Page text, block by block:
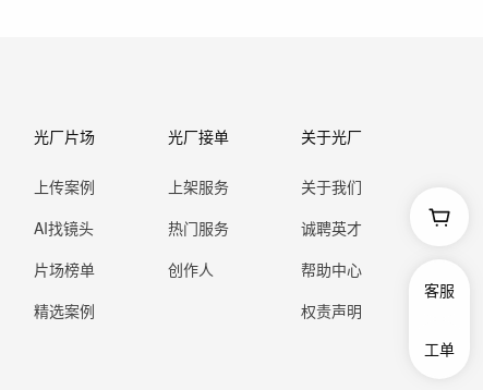
光厂片场
上传案例
AI找镜头
片场榜单
精选案例
光厂接单
上架服务
热门服务
创作人
关于光厂
关于我们
诚聘英才
帮助中心
权责声明
客服
工单